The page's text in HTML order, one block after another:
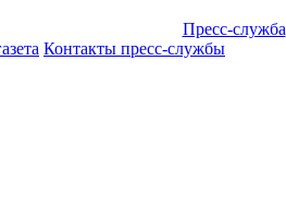
Пресс-служба
Контакты пресс-службы